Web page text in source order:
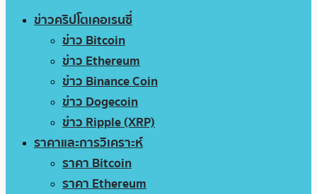
ข่าวคริปโตเคอเรนซี่
ข่าว Bitcoin
ข่าว Ethereum
ข่าว Binance Coin
ข่าว Dogecoin
ข่าว Ripple (XRP)
ราคาและการวิเคราะห์
ราคา Bitcoin
ราคา Ethereum